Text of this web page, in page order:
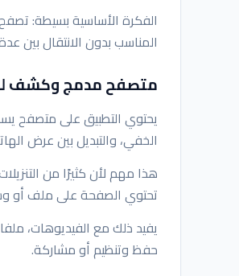
الفكرة الأساسية بسيطة:
المناسب بدون الانتقال بين
متصفح مدمج وكشف
يحتوي التطبيق على متصفح
الخفي، والتبديل بين عرض
هذا مهم لأن كثيرًا من
تحتوي الصفحة على ملف أو
حفظ وتنظيم أو مشاركة.